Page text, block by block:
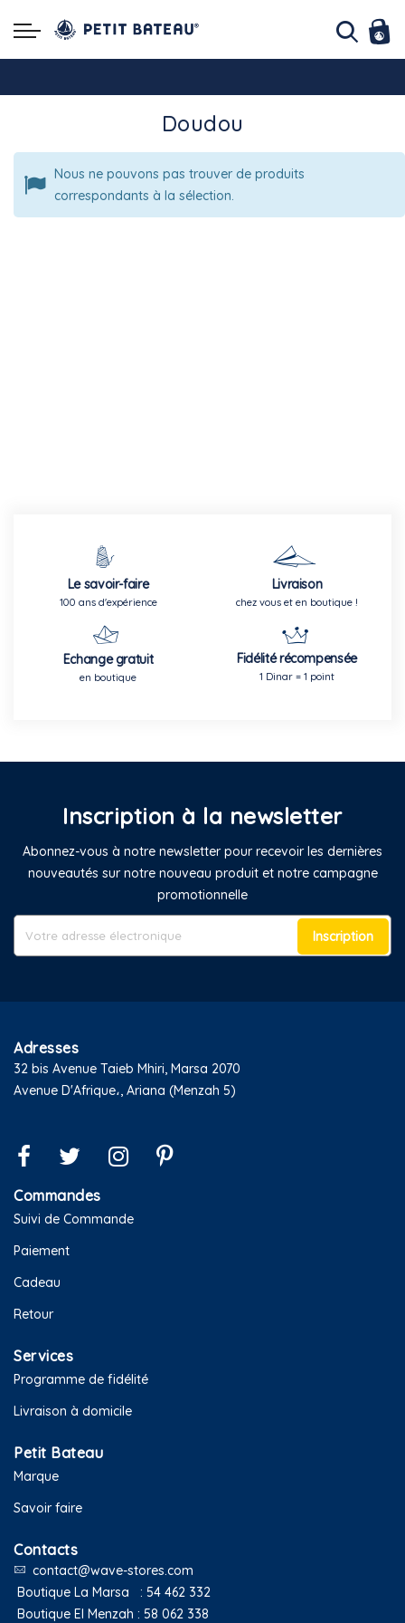
La livraison est assurée partout en Tunisie !
-10% pour tout paiement par carte bancaire (hors promo)
Doudou
Nous ne pouvons pas trouver de produits
correspondants à la sélection.
Le savoir-faire
100 ans d'expérience
Livraison
chez vous et en boutique !
Echange gratuit
en boutique
Fidélité récompensée
1 Dinar = 1 point
Inscription à la newsletter
Abonnez-vous à notre newsletter pour recevoir les dernières
nouveautés sur notre nouveau produit et notre campagne
promotionnelle
Inscription
Adresses
32 bis Avenue Taieb Mhiri, Marsa 2070
Avenue D'Afrique،, Ariana (Menzah 5)
Commandes
Suivi de Commande
Paiement
Cadeau
Retour
Services
Programme de fidélité
Livraison à domicile
Petit Bateau
Marque
Savoir faire
Contacts
contact@wave-stores.com
Boutique La Marsa : 54 462 332
Boutique El Menzah : 58 062 338